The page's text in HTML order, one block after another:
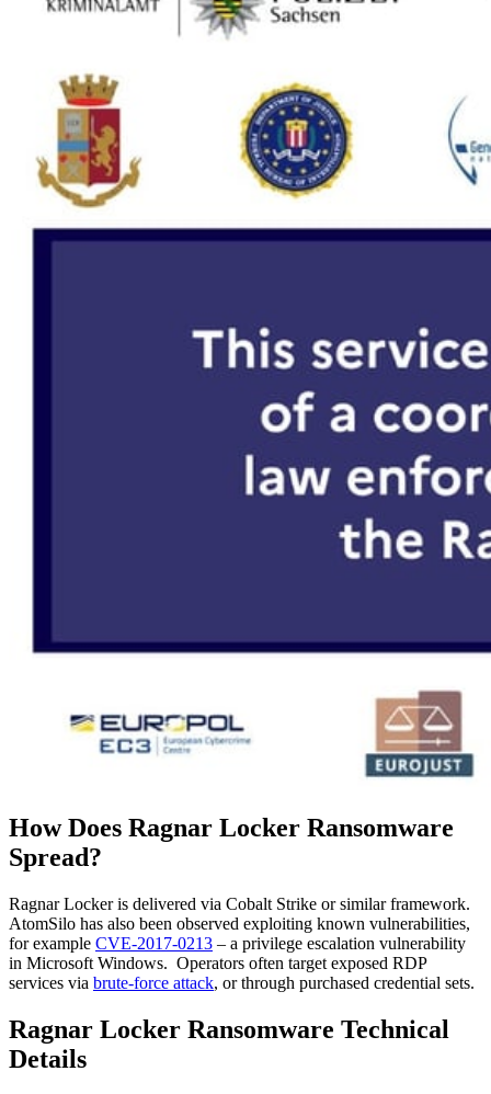
How Does Ragnar Locker Ransomware
Spread?
Ragnar Locker is delivered via Cobalt Strike or similar framework.
AtomSilo has also been observed exploiting known vulnerabilities,
for example CVE-2017-0213 – a privilege escalation vulnerability
in Microsoft Windows. Operators often target exposed RDP
services via brute-force attack, or through purchased credential sets.
Ragnar Locker Ransomware Technical
Details